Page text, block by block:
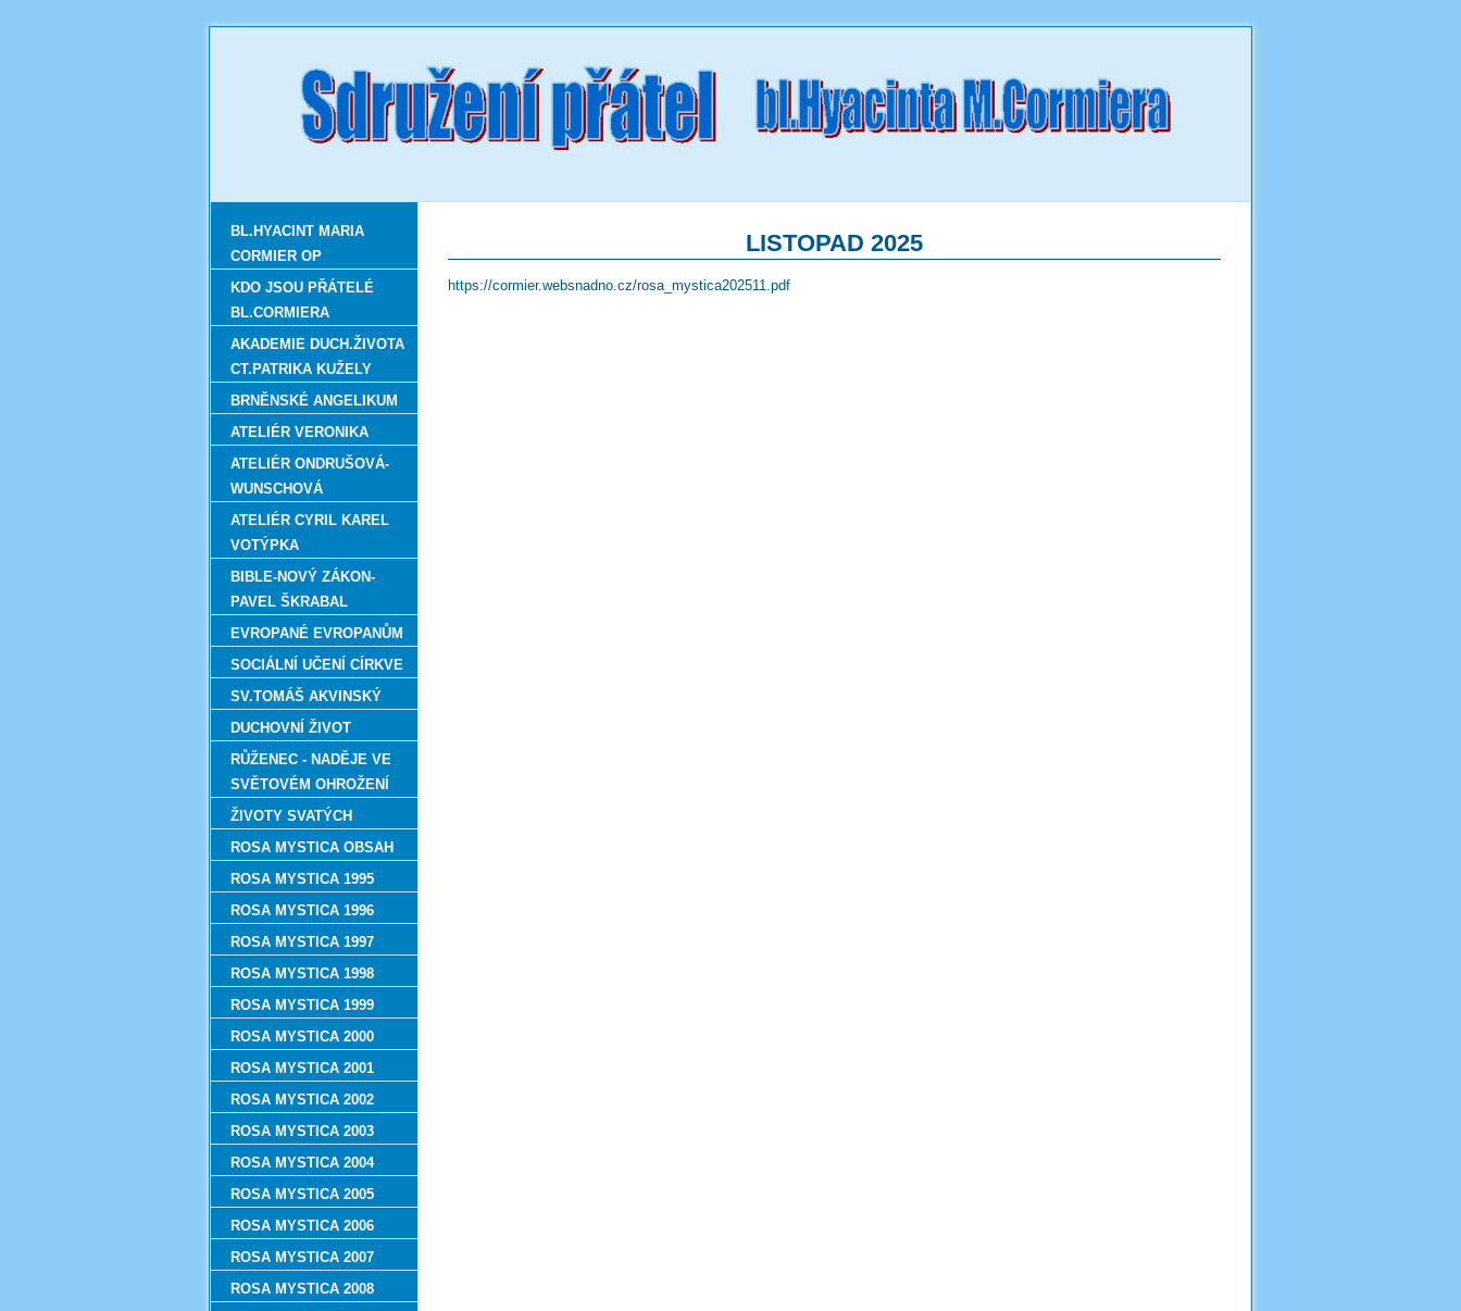
LISTOPAD 2025
https://cormier.websnadno.cz/rosa_mystica202511.pdf
BL.HYACINT MARIA
CORMIER OP
KDO JSOU PŘÁTELÉ
BL.CORMIERA
AKADEMIE DUCH.ŽIVOTA
CT.PATRIKA KUŽELY
BRNĚNSKÉ ANGELIKUM
ATELIÉR VERONIKA
ATELIÉR ONDRUŠOVÁ-
WUNSCHOVÁ
ATELIÉR CYRIL KAREL
VOTÝPKA
BIBLE-NOVÝ ZÁKON-
PAVEL ŠKRABAL
EVROPANÉ EVROPANŮM
SOCIÁLNÍ UČENÍ CÍRKVE
SV.TOMÁŠ AKVINSKÝ
DUCHOVNÍ ŽIVOT
RŮŽENEC - NADĚJE VE
SVĚTOVÉM OHROŽENÍ
ŽIVOTY SVATÝCH
ROSA MYSTICA OBSAH
ROSA MYSTICA 1995
ROSA MYSTICA 1996
ROSA MYSTICA 1997
ROSA MYSTICA 1998
ROSA MYSTICA 1999
ROSA MYSTICA 2000
ROSA MYSTICA 2001
ROSA MYSTICA 2002
ROSA MYSTICA 2003
ROSA MYSTICA 2004
ROSA MYSTICA 2005
ROSA MYSTICA 2006
ROSA MYSTICA 2007
ROSA MYSTICA 2008